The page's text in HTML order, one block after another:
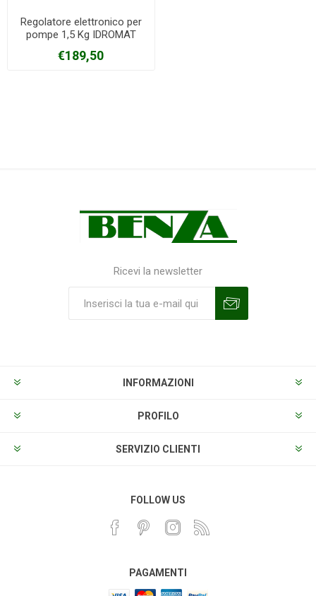
Regolatore elettronico per
pompe 1,5 Kg IDROMAT
€189,50
Ricevi la newsletter
INFORMAZIONI
PROFILO
SERVIZIO CLIENTI
FOLLOW US
PAGAMENTI